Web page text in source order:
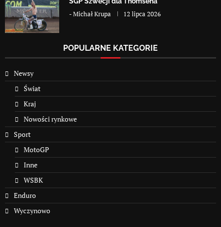
-Michał Krupa 12 lipca 2026
POPULARNE KATEGORIE
Newsy
Świat
Kraj
Nowości rynkowe
Sport
MotoGP
Inne
WSBK
Enduro
Wyczynowo